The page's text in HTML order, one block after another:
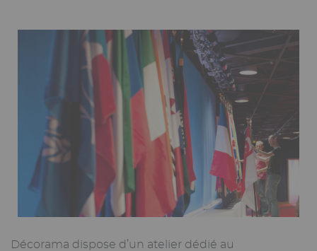
Décorama dispose d’un atelier dédié au